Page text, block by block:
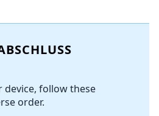
Abbrechen
device, follow these
order.